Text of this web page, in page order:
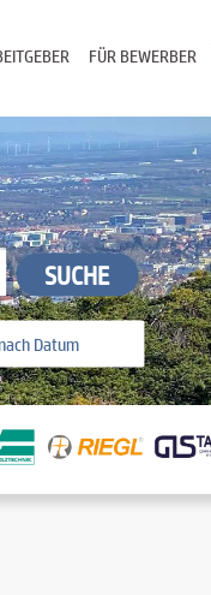
FÜR BEWERBER
SUCHE